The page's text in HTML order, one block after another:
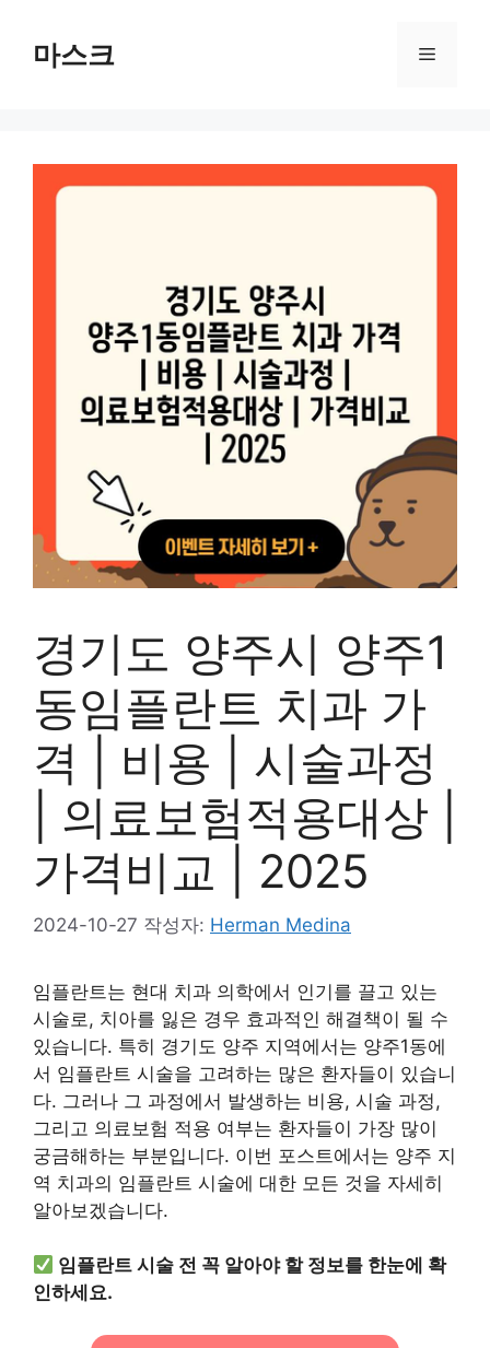
마스크 메
경기도 양주시 양주1
동임플란트 치과 가
격 | 비용 | 시술과정
| 의료보험적용대상 |
가격비교 | 2025
2024-10-27 작성자: Herman Medina
임플란트는 현대 치과 의학에서 인기를 끌고 있는
시술로, 치아를 잃은 경우 효과적인 해결책이 될 수
있습니다. 특히 경기도 양주 지역에서는 양주1동에
서 임플란트 시술을 고려하는 많은 환자들이 있습니
다. 그러나 그 과정에서 발생하는 비용, 시술 과정,
그리고 의료보험 적용 여부는 환자들이 가장 많이
궁금해하는 부분입니다. 이번 포스트에서는 양주 지
역 치과의 임플란트 시술에 대한 모든 것을 자세히
알아보겠습니다.
임플란트 시술 전 꼭 알아야 할 정보를 한눈에 확
인하세요.